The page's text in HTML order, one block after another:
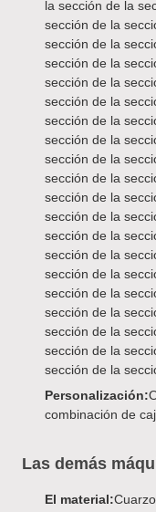
la sección de la
sección de la
sección de la
sección de la
sección de la
sección de la
sección de la
sección de la
sección de la
sección de la
sección de la
sección de la
sección de la
sección de la
sección de la
sección de la
sección de la
sección de la
sección de la
sección de la
Personalización:
combinación de
Las demás
El material: